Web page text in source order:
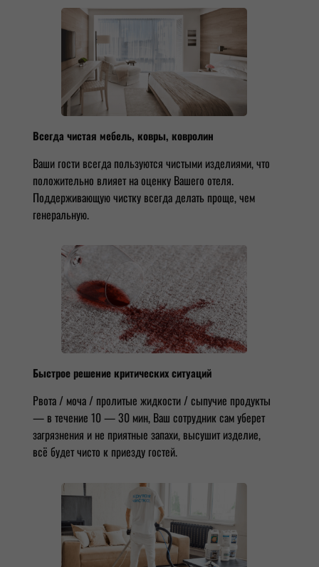
Всегда чистая мебель, ковры, ковролин
Ваши гости всегда пользуются чистыми изделиями, что
положительно влияет на оценку Вашего отеля.
Поддерживающую чистку всегда делать проще, чем
генеральную.
Быстрое решение критических ситуаций
Рвота / моча / пролитые жидкости / сыпучие продукты
— в течение 10 — 30 мин, Ваш сотрудник сам уберет
загрязнения и не приятные запахи, высушит изделие,
всё будет чисто к приезду гостей.